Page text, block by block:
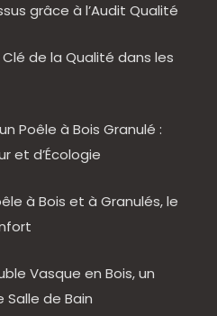
grâce à l’Audit Qualité
Clé de la Qualité dans les
Poêle à Bois Granulé :
et d’Écologie
à Bois et à Granulés, le
Vasque en Bois, un
de Bain